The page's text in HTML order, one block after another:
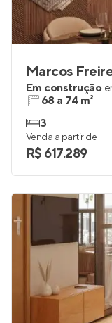
Marcos
Em construção
68 a 74 m²
3
Venda a partir de
R$ 617.289